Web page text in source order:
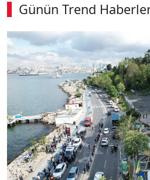
Günün Trend
00:02 / 08:43